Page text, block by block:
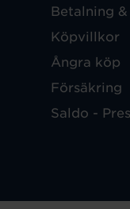
Betalning
Köpvillkor
Ångra köp
Försäkring
Saldo -